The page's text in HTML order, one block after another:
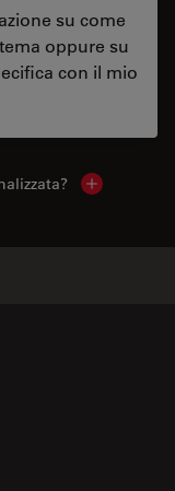
su come
oppure su
con il mio
Show local